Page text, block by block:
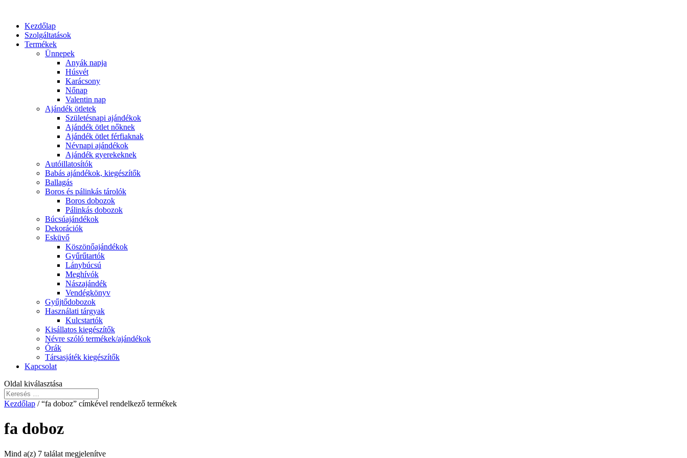
Kezdőlap
Szolgáltatások
Termékek
Ünnepek
Anyák napja
Húsvét
Karácsony
Nőnap
Valentin nap
Ajándék ötletek
Születésnapi ajándékok
Ajándék ötlet nőknek
Ajándék ötlet férfiaknak
Névnapi ajándékok
Ajándék gyerekeknek
Autóillatosítók
Babás ajándékok, kiegészítők
Ballagás
Boros és pálinkás tárolók
Boros dobozok
Pálinkás dobozok
Búcsúajándékok
Dekorációk
Esküvő
Köszönőajándékok
Gyűrűtartók
Lánybúcsú
Meghívók
Nászajándék
Vendégkönyv
Gyűjtődobozok
Használati tárgyak
Kulcstartók
Kisállatos kiegészítők
Névre szóló termékek/ajándékok
Órák
Társasjáték kiegészítők
Kapcsolat
Oldal kiválasztása
Kezdőlap / “fa doboz” címkével rendelkező termékek
fa doboz
Mind a(z) 7 találat megjelenítve